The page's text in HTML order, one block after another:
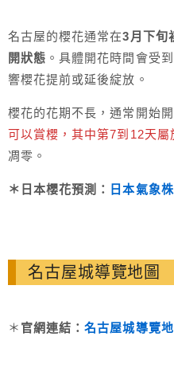
名古屋的櫻花通常在3月下旬
開狀態 。具體開花時間會受
響櫻花提前或延後綻放。
櫻花的花期不長，通常開始
可以賞櫻，其中第7到12天屬
凋零。
＊日本櫻花預測： 日本氣象
名古屋城導覽地圖
＊ 官網連結：名古屋城導覽